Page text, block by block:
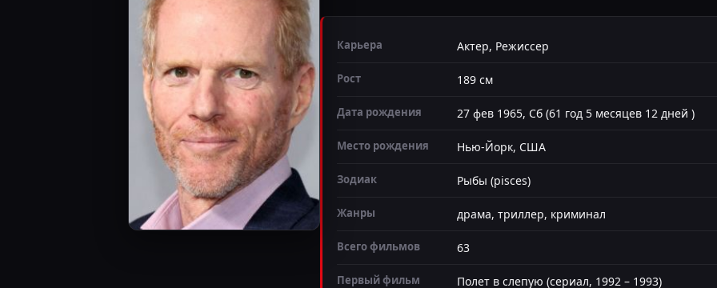
Карьера Актер, Режиссер
Рост 189 см
Дата рождения 27 фев 1965, Сб (61 год 5 месяцев 12 дней )
Место рождения Нью-Йорк, США
Зодиак Рыбы (pisces)
Жанры драма, триллер, криминал
Всего фильмов 63
Первый фильм Полет в слепую (сериал, 1992 – 1993)